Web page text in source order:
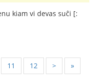
kiam vi devas suĉi [:
11 12 > »